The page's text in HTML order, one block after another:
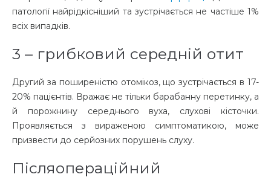
патології найрідкісніший та зустрічається не частіше 1%
всіх випадків.
3 – грибковий середній отит
Другий за поширеністю отомікоз, що зустрічається в 17-
20% пацієнтів. Вражає не тільки барабанну перетинку, а
й порожнину середнього вуха, слухові кісточки.
Проявляється з вираженою симптоматикою, може
призвести до серйозних порушень слуху.
Післяопераційний